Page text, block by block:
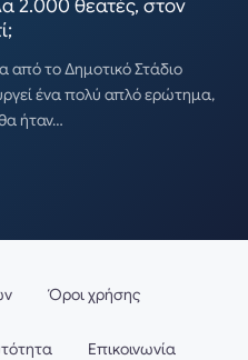
2.000 θεατές, στον
από το Δημοτικό Στάδιο
ένα πολύ απλό ερώτημα,
ήταν…
Όροι χρήσης
Επικοινωνία